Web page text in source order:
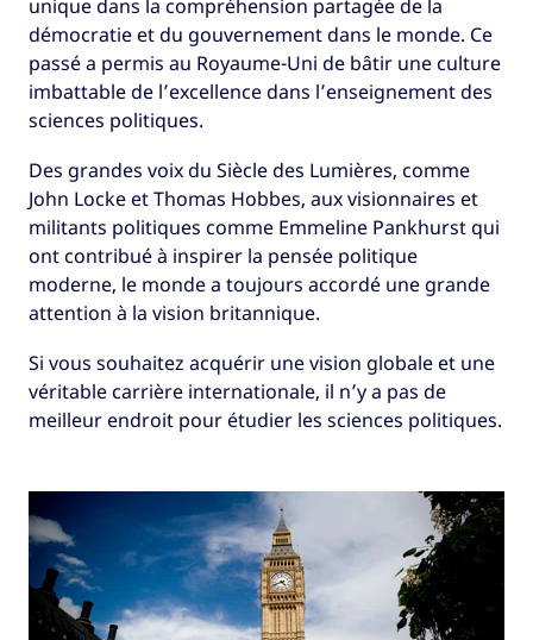
unique dans la compréhension partagée de la
démocratie et du gouvernement dans le monde. Ce
passé a permis au Royaume-Uni de bâtir une culture
imbattable de l’excellence dans l’enseignement des
sciences politiques.
Des grandes voix du Siècle des Lumières, comme
John Locke et Thomas Hobbes, aux visionnaires et
militants politiques comme Emmeline Pankhurst qui
ont contribué à inspirer la pensée politique
moderne, le monde a toujours accordé une grande
attention à la vision britannique.
Si vous souhaitez acquérir une vision globale et une
véritable carrière internationale, il n’y a pas de
meilleur endroit pour étudier les sciences politiques.